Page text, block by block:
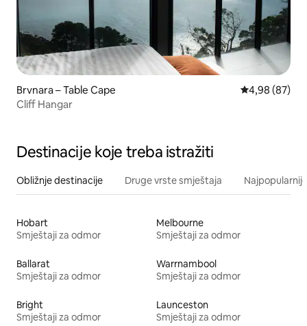
Brvnara – Table Cape Prosječna
4,98 (87)
Cliff Hangar
Destinacije koje treba istražiti
Obližnje destinacije Druge vrste smještaja
Hobart
Smještaji za odmor
Melbourne
Smještaji za odmor
Ballarat
Smještaji za odmor
Warrnambool
Smještaji za odmor
Bright
Smještaji za odmor
Launceston
Smještaji za odmor